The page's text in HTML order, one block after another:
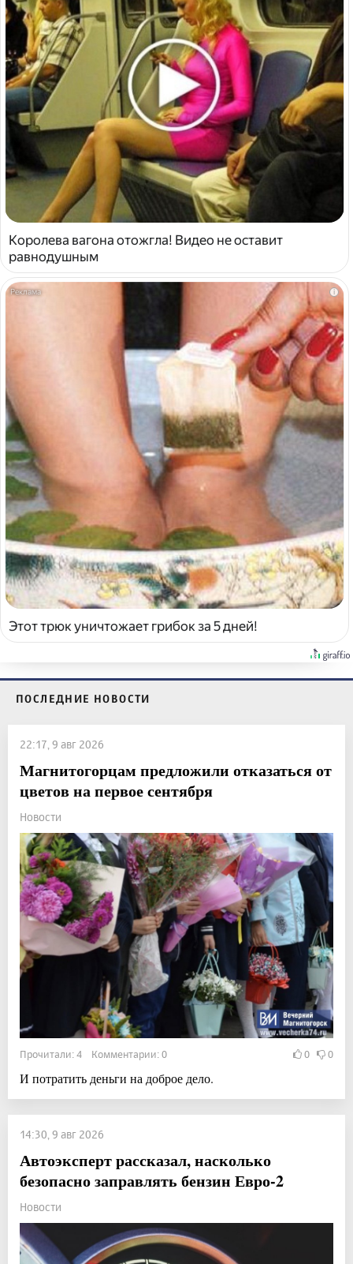
Королева вагона отожгла! Видео не оставит
равнодушным
i
Этот трюк уничтожает грибок за 5 дней!
ПОСЛЕДНИЕ НОВОСТИ
22:17, 9 авг 2026
Магнитогорцам предложили отказаться от
цветов на первое сентября
Новости
Прочитали: 4 Комментарии: 0 0 0
И потратить деньги на доброе дело.
14:30, 9 авг 2026
Автоэксперт рассказал, насколько
безопасно заправлять бензин Евро-2
Новости